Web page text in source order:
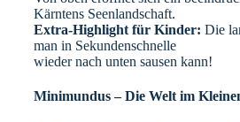
Kärntens Seenlandschaft.
Extra-Highlight für Kinder: Die
man in Sekundenschnelle
wieder nach unten sausen kann!
Minimundus – Die Welt im